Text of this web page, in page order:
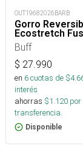
OUT19682026BARB
Gorro
Ecostretch
Buff
$ 27.990
en 6cuotas de $
interés
ahorras $1.120 por
transferencia.
Disponible